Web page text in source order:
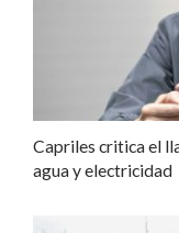
Capriles critica el
agua y electricidad